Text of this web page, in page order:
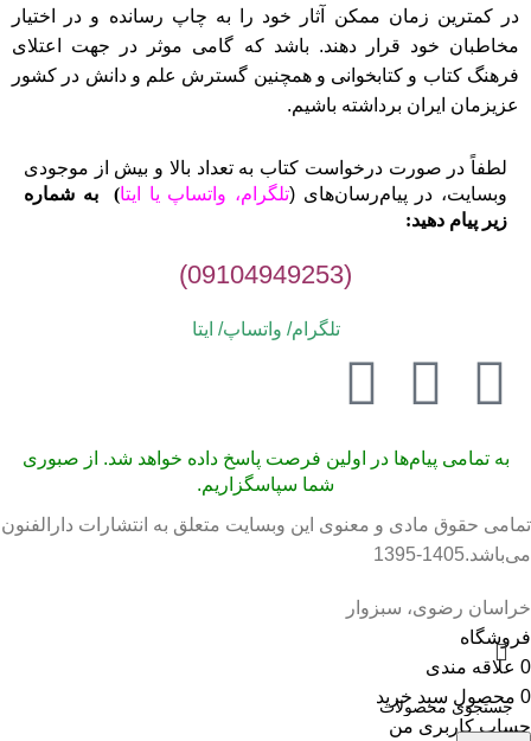
در کمترین زمان ممکن آثار خود را به چاپ رسانده و در اختیار
مخاطبان خود قرار دهند. باشد که گامی موثر در جهت اعتلای
فرهنگ کتاب و کتابخوانی و همچنین گسترش علم و دانش در کشور
عزیزمان ایران برداشته باشیم.
لطفاً در صورت درخواست کتاب به تعداد بالا و بیش از موجودی
وبسایت، در پیام‌رسان‌های (تلگرام، واتساپ یا ایتا)
به شماره
زیر پیام دهید:
(09104949253)
تلگرام/ واتساپ/ ایتا
به تمامی پیام‌ها در اولین فرصت پاسخ داده خواهد شد. از صبوری
شما سپاسگزاریم.
تمامی حقوق مادی و معنوی این وبسایت متعلق به انتشارات دارالفنون
می‌باشد.1405-1395
خراسان رضوی، سبزوار
فروشگاه
0 علاقه مندی
0 محصول سبد خرید
حساب کاربری من